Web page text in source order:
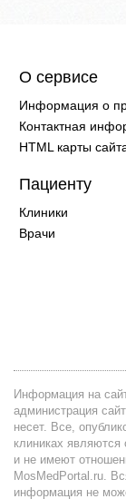
О сервисе
Информация о
Контактная
HTML карты
Пациенту
Клиники
Врачи
Информация на
администрация
несет. Все,
клиниках
и не имеют
MosMedPortal.ru.
информация не